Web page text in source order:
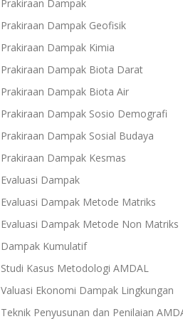
Prakiraan Dampak
Prakiraan Dampak Geofisik
Prakiraan Dampak Kimia
Prakiraan Dampak Biota Darat
Prakiraan Dampak Biota Air
Prakiraan Dampak Sosio Demografi
Prakiraan Dampak Sosial Budaya
Prakiraan Dampak Kesmas
Evaluasi Dampak
Evaluasi Dampak Metode Matriks
Evaluasi Dampak Metode Non Matriks
Dampak Kumulatif
Studi Kasus Metodologi AMDAL
Valuasi Ekonomi Dampak Lingkungan
Teknik Penyusunan dan Penilaian